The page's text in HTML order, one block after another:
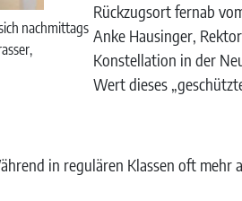
nachmittags
Rückzugsort fernab
Anke Hausinger,
Konstellation in der
Wert dieses
in regulären Klassen oft mehr